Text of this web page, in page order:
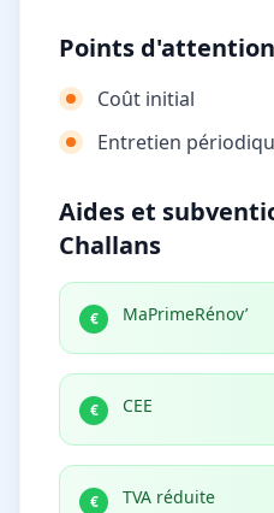
Points
Coût initial
Entretien
Aides et
Challans
€ MaPrimeRénov’
€ CEE
€ TVA réduite